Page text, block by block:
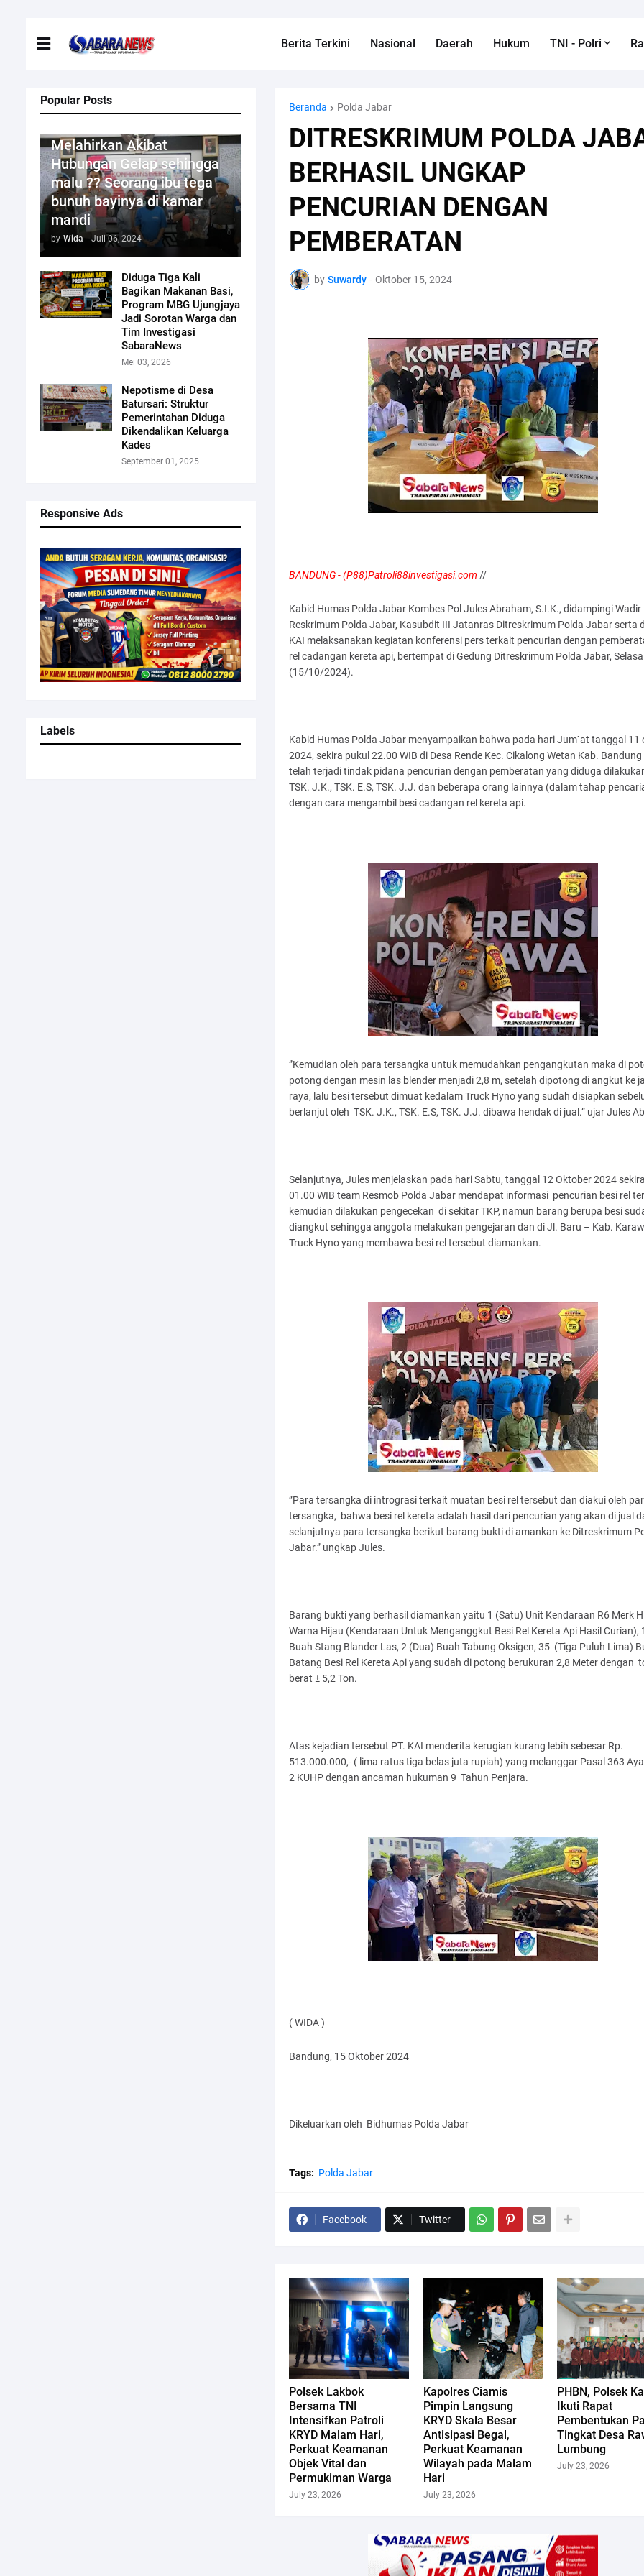
Berita Terkini Nasional Daerah Hukum TNI - Polri
Popular Posts
Melahirkan Akibat
Hubungan Gelap sehingga
malu ?? Seorang ibu tega
bunuh bayinya di kamar
mandi
by Wida - Juli 06, 2024
Diduga Tiga Kali
Bagikan Makanan Basi,
Program MBG Ujungjaya
Jadi Sorotan Warga dan
Tim Investigasi
SabaraNews
Mei 03, 2026
Nepotisme di Desa
Batursari: Struktur
Pemerintahan Diduga
Dikendalikan Keluarga
Kades
September 01, 2025
Responsive Ads
Labels
Beranda Polda Jabar
DITRESKRIMUM POLDA
BERHASIL UNGKAP
PENCURIAN DENGAN
PEMBERATAN
by Suwardy - Oktober 15, 2024
BANDUNG - (P88)Patroli88investigasi.com //
Kabid Humas Polda Jabar Kombes Pol Jules Abraham, S.I.K., didampingi Wadir
Reskrimum Polda Jabar, Kasubdit III Jatanras Ditreskrimum Polda Jabar serta
KAI melaksanakan kegiatan konferensi pers terkait pencurian dengan
rel cadangan kereta api, bertempat di Gedung Ditreskrimum Polda Jabar, Selasa
(15/10/2024).
Kabid Humas Polda Jabar menyampaikan bahwa pada hari Jum`at tanggal 11
2024, sekira pukul 22.00 WIB di Desa Rende Kec. Cikalong Wetan Kab.
telah terjadi tindak pidana pencurian dengan pemberatan yang diduga
TSK. J.K., TSK. E.S, TSK. J.J. dan beberapa orang lainnya (dalam tahap
dengan cara mengambil besi cadangan rel kereta api.
”Kemudian oleh para tersangka untuk memudahkan pengangkutan maka di
potong dengan mesin las blender menjadi 2,8 m, setelah dipotong di angkut ke
raya, lalu besi tersebut dimuat kedalam Truck Hyno yang sudah disiapkan
berlanjut oleh TSK. J.K., TSK. E.S, TSK. J.J. dibawa hendak di jual.” ujar Jules
Selanjutnya, Jules menjelaskan pada hari Sabtu, tanggal 12 Oktober 2024
01.00 WIB team Resmob Polda Jabar mendapat informasi pencurian besi rel
kemudian dilakukan pengecekan di sekitar TKP, namun barang berupa besi
diangkut sehingga anggota melakukan pengejaran dan di Jl. Baru – Kab.
Truck Hyno yang membawa besi rel tersebut diamankan.
”Para tersangka di intrograsi terkait muatan besi rel tersebut dan diakui oleh
tersangka, bahwa besi rel kereta adalah hasil dari pencurian yang akan di jual
selanjutnya para tersangka berikut barang bukti di amankan ke Ditreskrimum
Jabar.” ungkap Jules.
Barang bukti yang berhasil diamankan yaitu 1 (Satu) Unit Kendaraan R6 Merk
Warna Hijau (Kendaraan Untuk Menganggkut Besi Rel Kereta Api Hasil Curian),
Buah Stang Blander Las, 2 (Dua) Buah Tabung Oksigen, 35 (Tiga Puluh Lima)
Batang Besi Rel Kereta Api yang sudah di potong berukuran 2,8 Meter dengan
berat ± 5,2 Ton.
Atas kejadian tersebut PT. KAI menderita kerugian kurang lebih sebesar Rp.
513.000.000,- ( lima ratus tiga belas juta rupiah) yang melanggar Pasal 363
2 KUHP dengan ancaman hukuman 9 Tahun Penjara.
( WIDA )
Bandung, 15 Oktober 2024
Dikeluarkan oleh Bidhumas Polda Jabar
Tags: Polda Jabar
Facebook Twitter
Polsek Lakbok
Bersama TNI
Intensifkan Patroli
KRYD Malam Hari,
Perkuat Keamanan
Objek Vital dan
Permukiman Warga
July 23, 2026
Kapolres Ciamis
Pimpin Langsung
KRYD Skala Besar
Antisipasi Begal,
Perkuat Keamanan
Wilayah pada Malam
Hari
July 23, 2026
PHBN, Polsek
Ikuti Rapat
Pembentukan
Tingkat Desa
Lumbung
July 23, 2026